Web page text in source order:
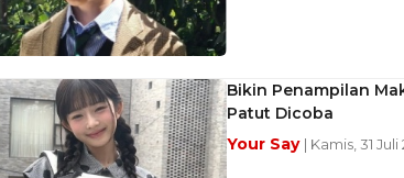
Bikin Penampilan
Patut Dicoba
Your Say | Kamis, 31